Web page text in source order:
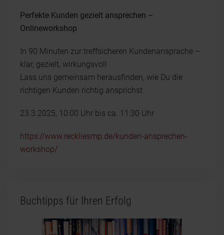
Perfekte Kunden gezielt ansprechen –
Onlineworkshop
In 90 Minuten zur treffsicheren Kundenansprache –
klar, gezielt, wirkungsvoll
Lass uns gemeinsam herausfinden, wie Du die
richtigen Kunden richtig ansprichst
23.3.2025, 10:00 Uhr bis ca. 11:30 Uhr
https://www.reckliesmp.de/kunden-ansprechen-
workshop/
Buchtipps für Ihren Erfolg